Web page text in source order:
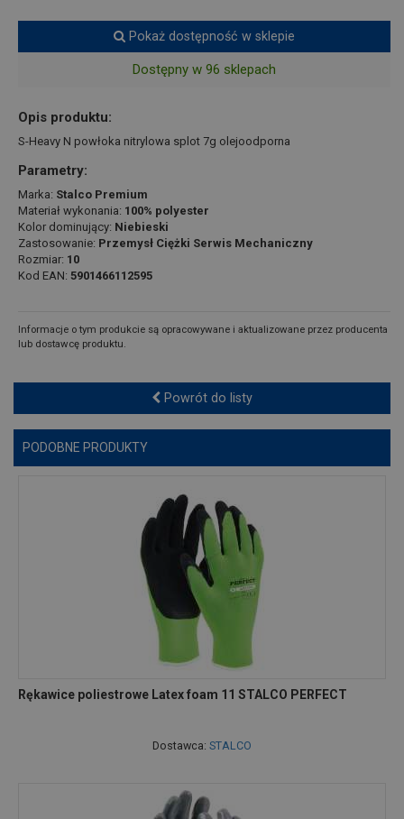
Pokaż dostępność w sklepie
Dostępny w 96 sklepach
Opis produktu:
S-Heavy N powłoka nitrylowa splot 7g olejoodporna
Parametry:
Marka: Stalco Premium
Materiał wykonania: 100% polyester
Kolor dominujący: Niebieski
Zastosowanie: Przemysł Ciężki Serwis Mechaniczny
Rozmiar: 10
Kod EAN: 5901466112595
Informacje o tym produkcie są opracowywane i aktualizowane przez producenta
lub dostawcę produktu.
Powrót do listy
PODOBNE PRODUKTY
Rękawice poliestrowe Latex foam 11 STALCO PERFECT
Dostawca: STALCO